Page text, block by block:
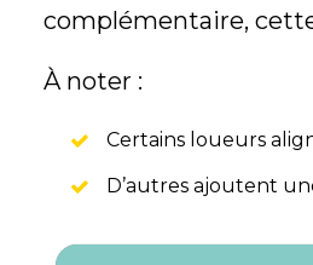
complémentaire,
À noter :
Certains loueurs
D’autres ajoutent